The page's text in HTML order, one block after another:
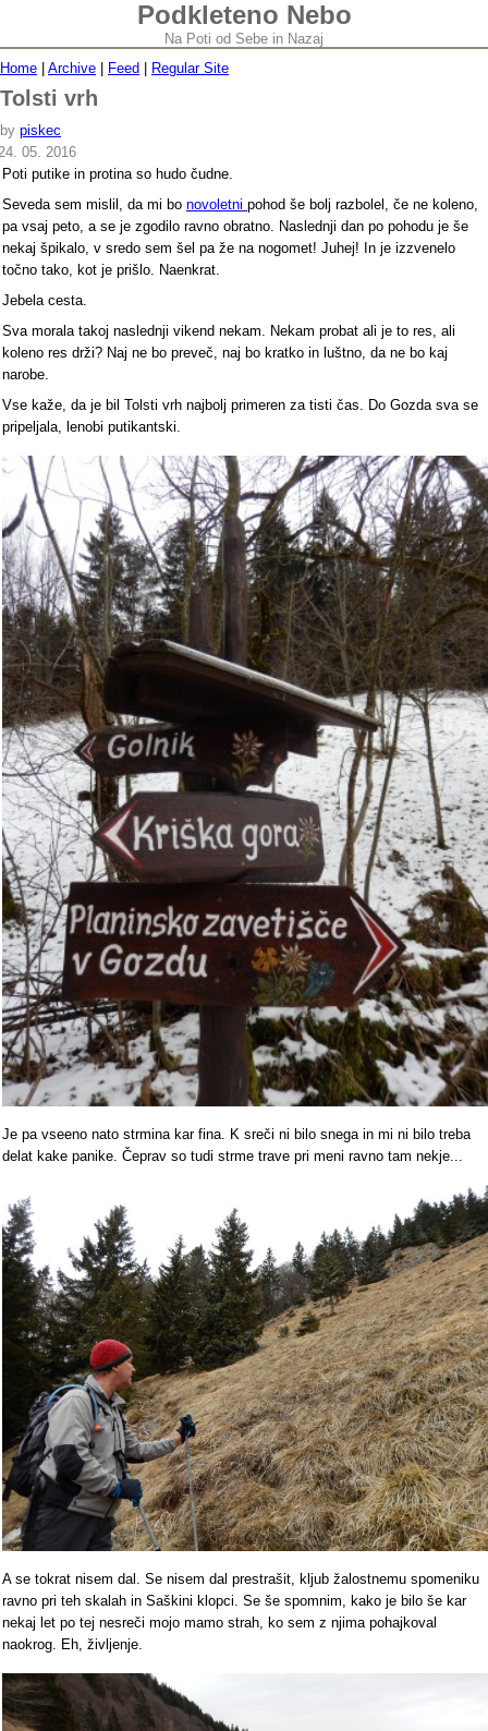
Podkleteno Nebo
Na Poti od Sebe in Nazaj
Home
Archive Feed Regular Site
Tolsti vrh
by piskec
05. 2016
Poti putike in protina so hudo čudne.
Seveda sem mislil, da mi bo novoletni pohod še bolj razbolel, če ne koleno,
pa vsaj peto, a se je zgodilo ravno obratno. Naslednji dan po pohodu je še
nekaj špikalo, v sredo sem šel pa že na nogomet! Juhej! In je izzvenelo
točno tako, kot je prišlo. Naenkrat.
Jebela cesta.
Sva morala takoj naslednji vikend nekam. Nekam probat ali je to res, ali
koleno res drži? Naj ne bo preveč, naj bo kratko in luštno, da ne bo kaj
narobe.
Vse kaže, da je bil Tolsti vrh najbolj primeren za tisti čas. Do Gozda sva se
pripeljala, lenobi putikantski.
Je pa vseeno nato strmina kar fina. K sreči ni bilo snega in mi ni bilo treba
delat kake panike. Čeprav so tudi strme trave pri meni ravno tam nekje...
A se tokrat nisem dal. Se nisem dal prestrašit, kljub žalostnemu spomeniku
ravno pri teh skalah in Saškini klopci. Se še spomnim, kako je bilo še kar
nekaj let po tej nesreči mojo mamo strah, ko sem z njima pohajkoval
naokrog. Eh, življenje.